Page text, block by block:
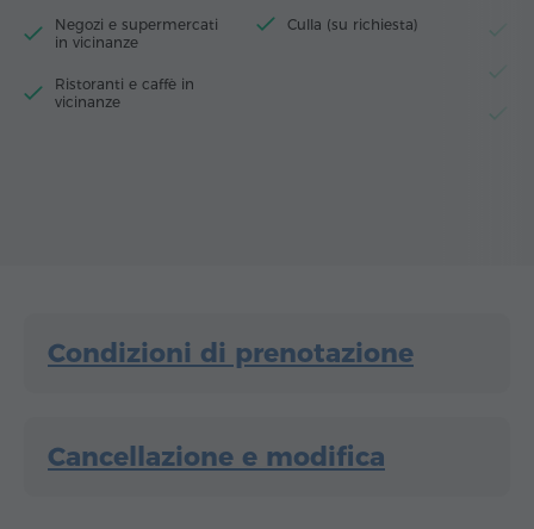
Negozi e supermercati
in vicinanze
Ristoranti e caffè in
vicinanze
Culla (su richiesta)
Condizioni di prenotazione
Cancellazione e modifica